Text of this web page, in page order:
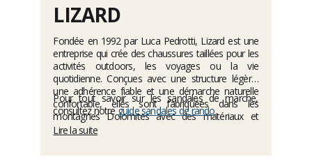
LIZARD
Fondée en 1992 par Luca Pedrotti, Lizard est une
entreprise qui crée des chaussures taillées pour les
activités outdoors, les voyages ou la vie
quotidienne. Conçues avec une structure légère,
une adhérence fiable et une démarche naturelle
confortable, elles sont fabriquées dans les
montagnes Dolomites avec des matériaux et
technologies solides, durables et innovantes.
Pour tout savoir sur les sandales de marche,
consultez notreguide sandales de rando.
Lire la suite